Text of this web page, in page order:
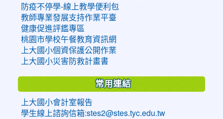
防疫不停學-線上教學便利包
教師專業發展支持作業平臺
健康促進評鑑專區
桃園市學校午餐教育資訊網
上大國小個資保護公開作業
上大國小災害防救計畫書
常用連結
上大國小會計室報告
學生線上諮詢信箱:stes2@stes.tyc.edu.tw